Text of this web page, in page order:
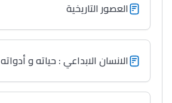
العصور التاريخية
الانسان الابداعي : حياته و أدواته